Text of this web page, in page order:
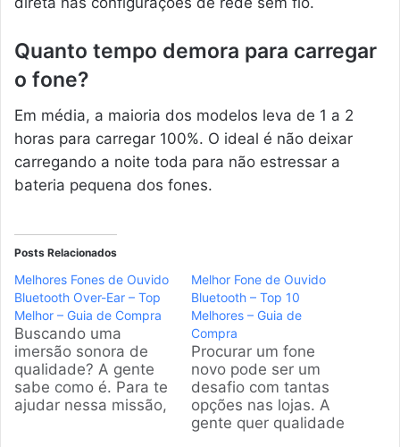
Quanto tempo demora para carregar
o fone?
Em média, a maioria dos modelos leva de 1 a 2
horas para carregar 100%. O ideal é não deixar
carregando a noite toda para não estressar a
bateria pequena dos fones.
Posts Relacionados
Melhores Fones de Ouvido
Bluetooth Over-Ear – Top
Melhor – Guia de Compra
Buscando uma
imersão sonora de
qualidade? A gente
sabe como é. Para te
ajudar nessa missão,
Melhor Fone de Ouvido
Bluetooth – Top 10
Melhores – Guia de
Compra
Procurar um fone
novo pode ser um
desafio com tantas
opções nas lojas. A
gente quer qualidade